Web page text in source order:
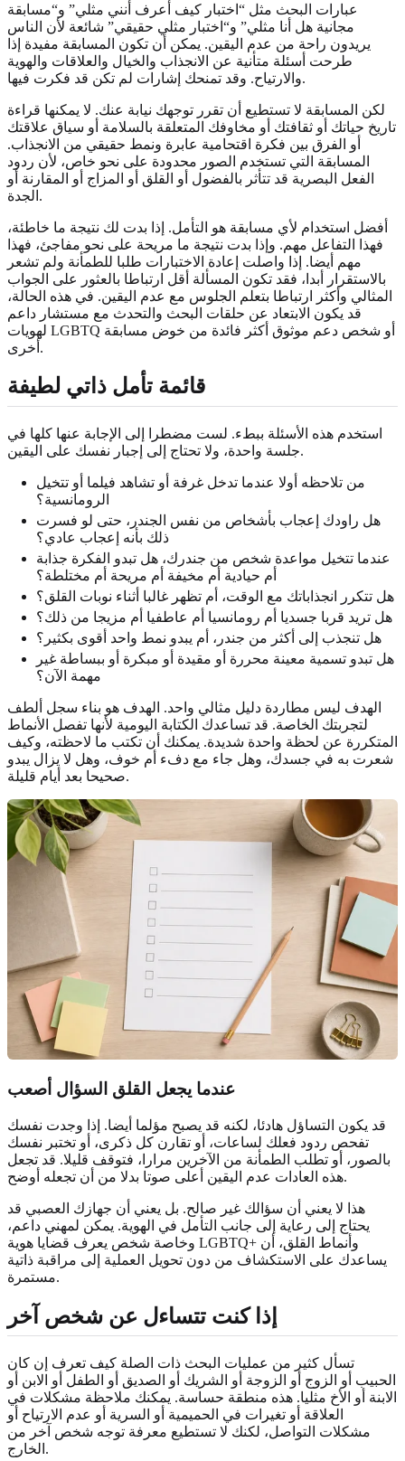
عبارات البحث مثل “اختبار كيف أعرف أنني مثلي” و“مسابقة
مجانية هل أنا مثلي” و“اختبار مثلي حقيقي” شائعة لأن الناس
يريدون راحة من عدم اليقين. يمكن أن تكون المسابقة مفيدة إذا
طرحت أسئلة متأنية عن الانجذاب والخيال والعلاقات والهوية
والارتياح. وقد تمنحك إشارات لم تكن قد فكرت فيها.
لكن المسابقة لا تستطيع أن تقرر توجهك نيابة عنك. لا يمكنها قراءة
تاريخ حياتك أو ثقافتك أو مخاوفك المتعلقة بالسلامة أو سياق علاقتك
أو الفرق بين فكرة اقتحامية عابرة ونمط حقيقي من الانجذاب.
المسابقة التي تستخدم الصور محدودة على نحو خاص، لأن ردود
الفعل البصرية قد تتأثر بالفضول أو القلق أو المزاج أو المقارنة أو
الجدة.
أفضل استخدام لأي مسابقة هو التأمل. إذا بدت لك نتيجة ما خاطئة،
فهذا التفاعل مهم. وإذا بدت نتيجة ما مريحة على نحو مفاجئ، فهذا
مهم أيضا. إذا واصلت إعادة الاختبارات طلبا للطمأنة ولم تشعر
بالاستقرار أبدا، فقد تكون المسألة أقل ارتباطا بالعثور على الجواب
المثالي وأكثر ارتباطا بتعلم الجلوس مع عدم اليقين. في هذه الحالة،
قد يكون الابتعاد عن حلقات البحث والتحدث مع مستشار داعم
لهويات LGBTQ أو شخص دعم موثوق أكثر فائدة من خوض مسابقة
أخرى.
قائمة تأمل ذاتي لطيفة
استخدم هذه الأسئلة ببطء. لست مضطرا إلى الإجابة عنها كلها في
جلسة واحدة، ولا تحتاج إلى إجبار نفسك على اليقين.
من تلاحظه أولا عندما تدخل غرفة أو تشاهد فيلما أو تتخيل
الرومانسية؟
هل راودك إعجاب بأشخاص من نفس الجندر، حتى لو فسرت
ذلك بأنه إعجاب عادي؟
عندما تتخيل مواعدة شخص من جندرك، هل تبدو الفكرة جذابة
أم حيادية أم مخيفة أم مريحة أم مختلطة؟
هل تتكرر انجذاباتك مع الوقت، أم تظهر غالبا أثناء نوبات القلق؟
هل تريد قربا جسديا أم رومانسيا أم عاطفيا أم مزيجا من ذلك؟
هل تنجذب إلى أكثر من جندر، أم يبدو نمط واحد أقوى بكثير؟
هل تبدو تسمية معينة محررة أو مقيدة أو مبكرة أو ببساطة غير
مهمة الآن؟
الهدف ليس مطاردة دليل مثالي واحد. الهدف هو بناء سجل ألطف
لتجربتك الخاصة. قد تساعدك الكتابة اليومية لأنها تفصل الأنماط
المتكررة عن لحظة واحدة شديدة. يمكنك أن تكتب ما لاحظته، وكيف
شعرت به في جسدك، وهل جاء مع دفء أم خوف، وهل لا يزال يبدو
صحيحا بعد أيام قليلة.
عندما يجعل القلق السؤال أصعب
قد يكون التساؤل هادئا، لكنه قد يصبح مؤلما أيضا. إذا وجدت نفسك
تفحص ردود فعلك لساعات، أو تقارن كل ذكرى، أو تختبر نفسك
بالصور، أو تطلب الطمأنة من الآخرين مرارا، فتوقف قليلا. قد تجعل
هذه العادات عدم اليقين أعلى صوتا بدلا من أن تجعله أوضح.
هذا لا يعني أن سؤالك غير صالح. بل يعني أن جهازك العصبي قد
يحتاج إلى رعاية إلى جانب التأمل في الهوية. يمكن لمهني داعم،
وخاصة شخص يعرف قضايا هوية LGBTQ+ وأنماط القلق، أن
يساعدك على الاستكشاف من دون تحويل العملية إلى مراقبة ذاتية
مستمرة.
إذا كنت تتساءل عن شخص آخر
تسأل كثير من عمليات البحث ذات الصلة كيف تعرف إن كان
الحبيب أو الزوج أو الزوجة أو الشريك أو الصديق أو الطفل أو الابن أو
الابنة أو الأخ مثليا. هذه منطقة حساسة. يمكنك ملاحظة مشكلات في
العلاقة أو تغيرات في الحميمية أو السرية أو عدم الارتياح أو
مشكلات التواصل، لكنك لا تستطيع معرفة توجه شخص آخر من
الخارج.